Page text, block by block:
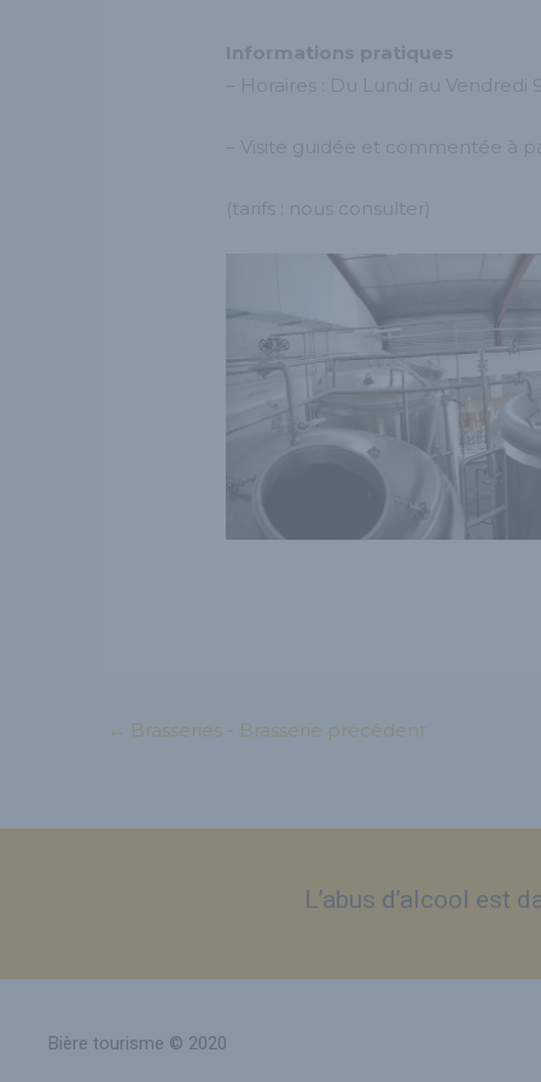
Informations pratiques
– Horaires : Du Lundi au Vendredi
– Visite guidée et commentée à
(tarifs : nous consulter)
← Brasseries - Brasserie précédent
L’abus d’alcool est
Bière tourisme © 2020